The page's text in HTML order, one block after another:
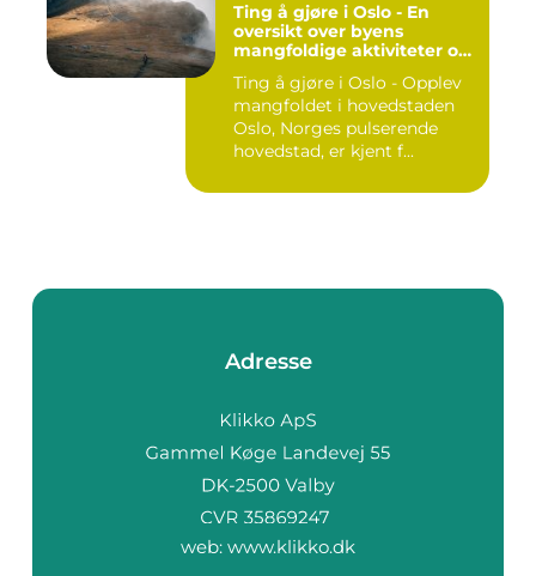
Ting å gjøre i Oslo - En
oversikt over byens
mangfoldige aktiviteter og
Ting å gjøre i Oslo - Opplev
mangfoldet i hovedstaden
Oslo, Norges pulserende
hovedstad, er kjent f...
Adresse
web: www.klikko.dk